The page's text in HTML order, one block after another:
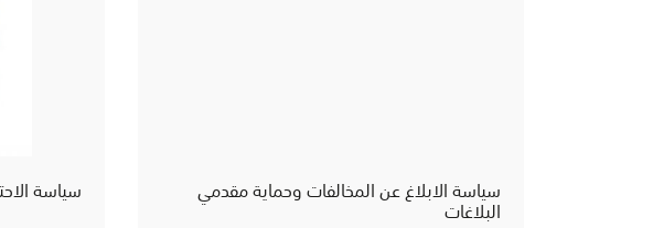
سياسة الابلاغ عن المخالفات وحماية مقدمي
البلاغات
سياسة